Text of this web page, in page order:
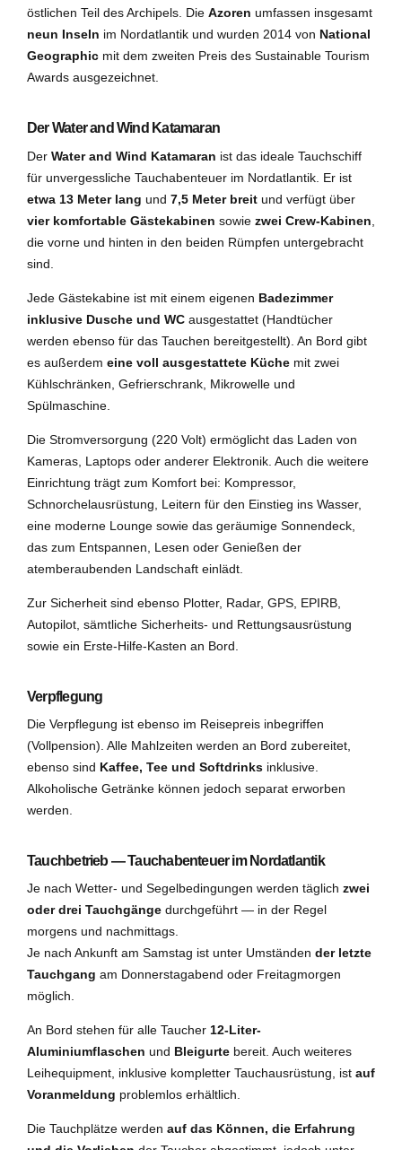
östlichen Teil des Archipels. Die Azoren umfassen insgesamt
neun Inseln im Nordatlantik und wurden 2014 von National
Geographic mit dem zweiten Preis des Sustainable Tourism
Awards ausgezeichnet.
Der Water and Wind Katamaran
Der Water and Wind Katamaran ist das ideale Tauchschiff
für unvergessliche Tauchabenteuer im Nordatlantik. Er ist
etwa 13 Meter lang und 7,5 Meter breit und verfügt über
vier komfortable Gästekabinen sowie zwei Crew-Kabinen
die vorne und hinten in den beiden Rümpfen untergebracht
sind.
Jede Gästekabine ist mit einem eigenen Badezimmer
inklusive Dusche und WC ausgestattet (Handtücher
werden ebenso für das Tauchen bereitgestellt). An Bord gibt
es außerdem eine voll ausgestattete Küche mit zwei
Kühlschränken, Gefrierschrank, Mikrowelle und
Spülmaschine.
Die Stromversorgung (220 Volt) ermöglicht das Laden von
Kameras, Laptops oder anderer Elektronik. Auch die weitere
Einrichtung trägt zum Komfort bei: Kompressor,
Schnorchelausrüstung, Leitern für den Einstieg ins Wasser,
eine moderne Lounge sowie das geräumige Sonnendeck,
das zum Entspannen, Lesen oder Genießen der
atemberaubenden Landschaft einlädt.
Zur Sicherheit sind ebenso Plotter, Radar, GPS, EPIRB,
Autopilot, sämtliche Sicherheits- und Rettungsausrüstung
sowie ein Erste-Hilfe-Kasten an Bord.
Verpflegung
Die Verpflegung ist ebenso im Reisepreis inbegriffen
(Vollpension). Alle Mahlzeiten werden an Bord zubereitet,
ebenso sind Kaffee, Tee und Softdrinks inklusive.
Alkoholische Getränke können jedoch separat erworben
werden.
Tauchbetrieb — Tauchabenteuer im Nordatlantik
Je nach Wetter- und Segelbedingungen werden täglich zwei
oder drei Tauchgänge durchgeführt — in der Regel
morgens und nachmittags.
Je nach Ankunft am Samstag ist unter Umständen der letzte
Tauchgang am Donnerstagabend oder Freitagmorgen
möglich.
An Bord stehen für alle Taucher 12-Liter-
Aluminiumflaschen und Bleigurte bereit. Auch weiteres
Leihequipment, inklusive kompletter Tauchausrüstung, ist auf
Voranmeldung problemlos erhältlich.
Die Tauchplätze werden auf das Können, die Erfahrung